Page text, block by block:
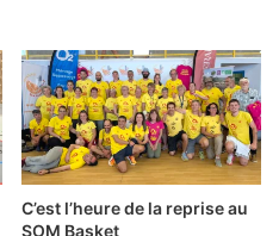
C’est l’heure de la reprise au
SOM Basket